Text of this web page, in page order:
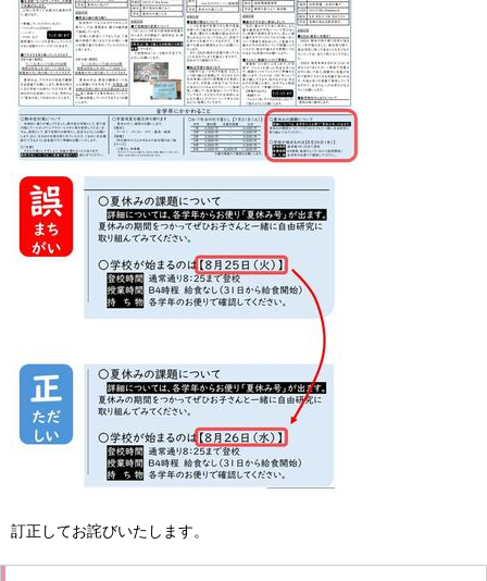
訂正してお詫びいたします。